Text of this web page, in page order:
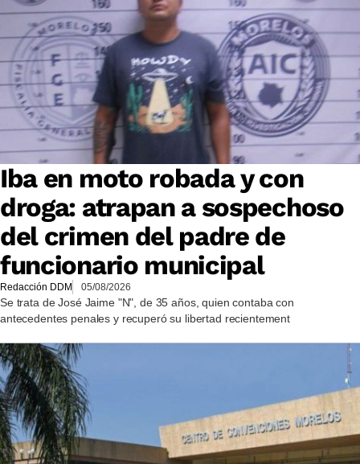
Iba en moto robada y con
droga: atrapan a sospechoso
del crimen del padre de
funcionario municipal
Redacción DDM 05/08/2026
Se trata de José Jaime "N", de 35 años, quien contaba con
antecedentes penales y recuperó su libertad recientement